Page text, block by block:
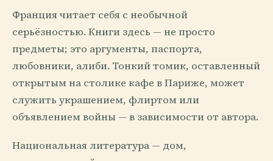
Франция читает себя с необычной
серьёзностью. Книги здесь — не просто
предметы; это аргументы, паспорта,
любовники, алиби. Тонкий томик, оставленный
открытым на столике кафе в Париже, может
служить украшением, флиртом или
объявлением войны — в зависимости от автора.
Национальная литература — дом,